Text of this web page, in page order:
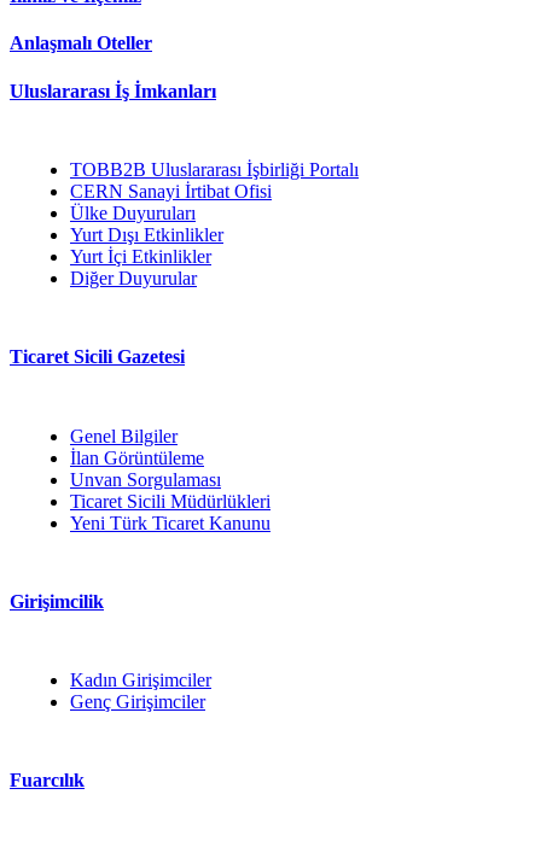
Anlaşmalı Oteller
Uluslararası İş İmkanları
TOBB2B Uluslararası İşbirliği Portalı
CERN Sanayi İrtibat Ofisi
Ülke Duyuruları
Yurt Dışı Etkinlikler
Yurt İçi Etkinlikler
Diğer Duyurular
Ticaret Sicili Gazetesi
Genel Bilgiler
İlan Görüntüleme
Unvan Sorgulaması
Ticaret Sicili Müdürlükleri
Yeni Türk Ticaret Kanunu
Girişimcilik
Kadın Girişimciler
Genç Girişimciler
Fuarcılık